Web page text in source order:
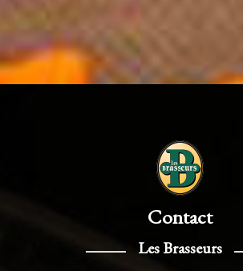
Contact
Les Brasseurs